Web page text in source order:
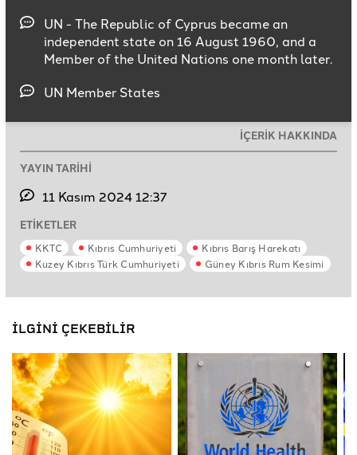
UN - The Republic of Cyprus became an
independent state on 16 August 1960, and a
Member of the United Nations one month later.
UN Member States
İÇERİK HAKKINDA
YAYIN TARİHİ
11 Kasım 2024 12:37
ETİKETLER
KKTC Kıbrıs Cumhuriyeti
Kıbrıs Barış Harekatı
Kuzey Kıbrıs Türk Cumhuriyeti
Güney Kıbrıs Rum Kesimi
İLGİNİ ÇEKEBİLİR